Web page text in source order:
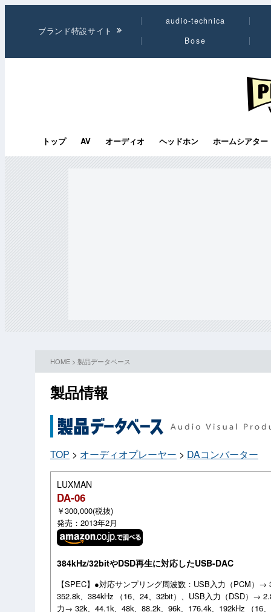
ブランド特設サイト
audio-technica
Bose
トップ AV オーディオ ヘッドホン ホームシアター
HOME > 製品データベース
製品情報
TOP > オーディオプレーヤー > DAコンバーター
LUXMAN
DA-06
￥300,000(税抜)
発売：2013年2月
384kHz/32bitやDSD再生に対応したUSB-DAC
【SPEC】●対応サンプリング周波数：USB入力（PCM）→
352.8k、384kHz （16、24、32bit）、USB入力（DSD）→
力→ 32k、44.1k、48k、88.2k、96k、176.4k、192kHz （16